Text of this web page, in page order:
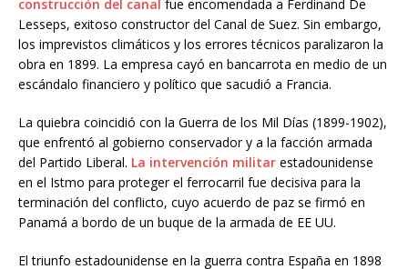
construcción del canal fue encomendada a Ferdinand De
Lesseps, exitoso constructor del Canal de Suez. Sin embargo,
los imprevistos climáticos y los errores técnicos paralizaron la
obra en 1899. La empresa cayó en bancarrota en medio de un
escándalo financiero y político que sacudió a Francia.
La quiebra coincidió con la Guerra de los Mil Días (1899-1902),
que enfrentó al gobierno conservador y a la facción armada
del Partido Liberal. La intervención militar estadounidense
en el Istmo para proteger el ferrocarril fue decisiva para la
terminación del conflicto, cuyo acuerdo de paz se firmó en
Panamá a bordo de un buque de la armada de EE UU.
El triunfo estadounidense en la guerra contra España en 1898